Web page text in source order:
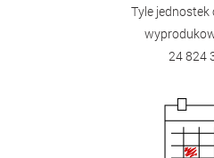
Tyle jednostek
24 824